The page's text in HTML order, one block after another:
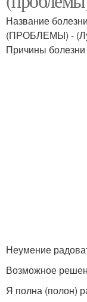
Название
(ПРОБЛЕМЫ) -
Причины болезни
Неумение
Возможное
Я полна (полон)